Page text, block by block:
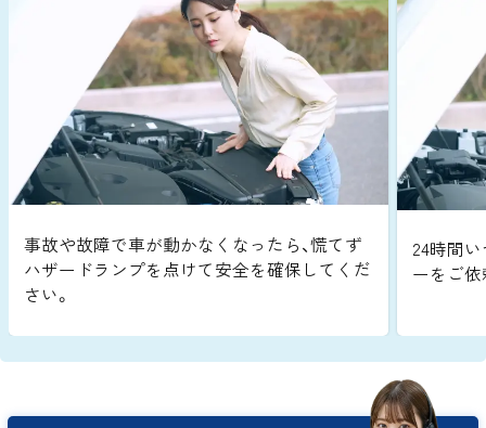
事故や故障で車が動かなくなったら、慌てず
ハザードランプを点けて安全を確保してくだ
さい。
24時間い
ーをご依